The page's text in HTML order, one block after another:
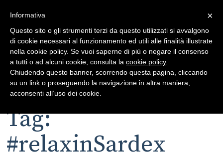
Toggle
Toggle
navigation
Tag:
#relaxinSardex
×
Informativa
Questo sito o gli strumenti terzi da questo utilizzati si avvalgono
di cookie necessari al funzionamento ed utili alle finalità illustrate
nella cookie policy. Se vuoi saperne di più o negare il consenso
a tutti o ad alcuni cookie, consulta la cookie policy.
Chiudendo questo banner, scorrendo questa pagina, cliccando
su un link o proseguendo la navigazione in altra maniera,
acconsenti all’uso dei cookie.